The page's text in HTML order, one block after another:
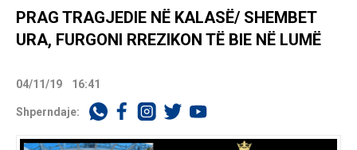
PRAG TRAGJEDIE NË KALASË/ SHEMBET
URA, FURGONI RREZIKON TË BIE NË LUMË
04/11/19 16:41
Shperndaje: